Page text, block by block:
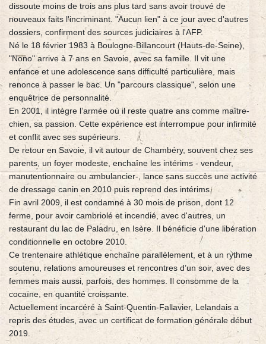
dissoute moins de trois ans plus tard sans avoir trouvé de
nouveaux faits l'incriminant. "Aucun lien" à ce jour avec d'autres
dossiers, confirment des sources judiciaires à l'AFP.
Né le 18 février 1983 à Boulogne-Billancourt (Hauts-de-Seine),
"Nono" arrive à 7 ans en Savoie, avec sa famille. Il vit une
enfance et une adolescence sans difficulté particulière, mais
renonce à passer le bac. Un "parcours classique", selon une
enquêtrice de personnalité.
En 2001, il intègre l’armée où il reste quatre ans comme maître-
chien, sa passion. Cette expérience est interrompue pour infirmité
et conflit avec ses supérieurs.
De retour en Savoie, il vit autour de Chambéry, souvent chez ses
parents, un foyer modeste, enchaîne les intérims - vendeur,
manutentionnaire ou ambulancier-, lance sans succès une activité
de dressage canin en 2010 puis reprend des intérims.
Fin avril 2009, il est condamné à 30 mois de prison, dont 12
ferme, pour avoir cambriolé et incendié, avec d'autres, un
restaurant du lac de Paladru, en Isère. Il bénéficie d'une libération
conditionnelle en octobre 2010.
Ce trentenaire athlétique enchaîne parallèlement, et à un rythme
soutenu, relations amoureuses et rencontres d’un soir, avec des
femmes mais aussi, parfois, des hommes. Il consomme de la
cocaïne, en quantité croissante.
Actuellement incarcéré à Saint-Quentin-Fallavier, Lelandais a
repris des études, avec un certificat de formation générale début
2019.